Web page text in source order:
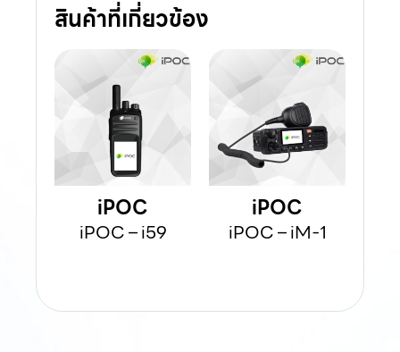
สินค้าที่เกี่ยวข้อง
iPOC
iPOC – i59
iPOC
iPOC – iM-1